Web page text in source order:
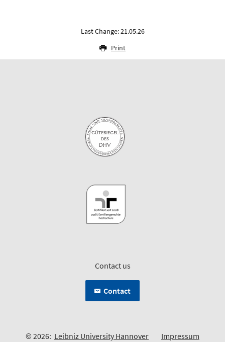
Last Change: 21.05.26
Print
Contact us
Contact
© 2026: Leibniz University Hannover Impressum